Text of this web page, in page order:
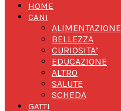
HOME
CANI
ALIMENTAZIONE
BELLEZZA
CURIOSITA’
EDUCAZIONE
ALTRO
SALUTE
SCHEDA
GATTI